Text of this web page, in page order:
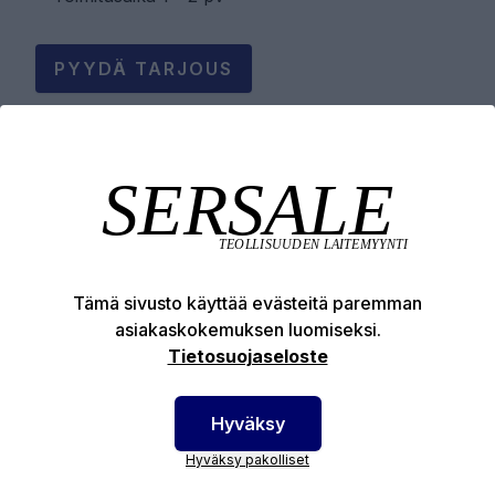
PYYDÄ TARJOUS
Tekniset edut
Tämä sivusto käyttää evästeitä paremman
asiakaskokemuksen luomiseksi.
Tietosuojaseloste
Hyväksy
Hyväksy pakolliset